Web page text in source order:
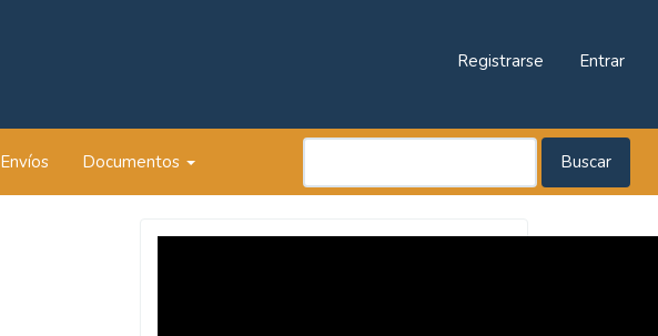
Registrarse Entrar
Envíos Documentos Buscar
Revista